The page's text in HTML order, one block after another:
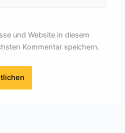
und Website in diesem
Kommentar speichern.